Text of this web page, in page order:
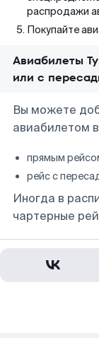
распродажи
Покупайте
Авиабилеты
или с
Вы можете
авиабилетом
прямым
рейс с
Иногда в
чартерные